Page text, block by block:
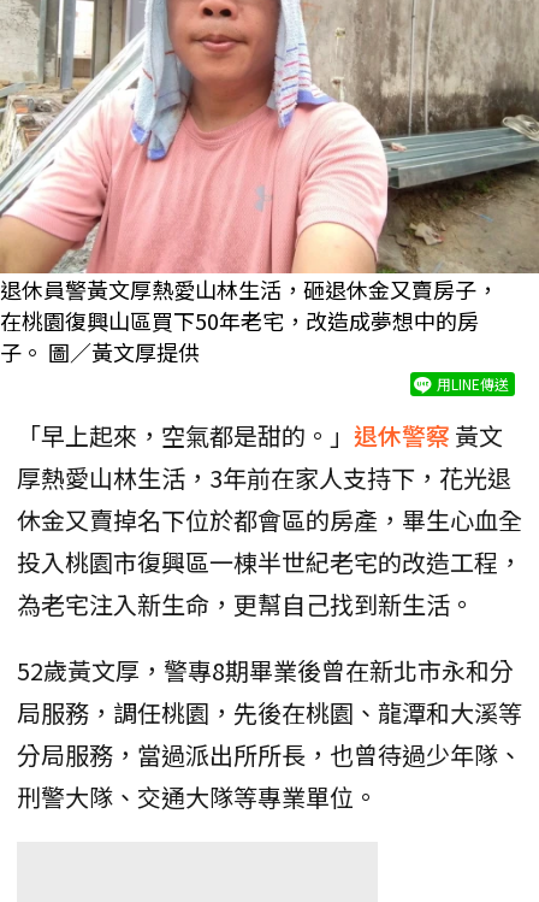
退休員警黃文厚熱愛山林生活，砸退休金又賣房子，
在桃園復興山區買下50年老宅，改造成夢想中的房
子。 圖／黃文厚提供
用LINE傳送
「早上起來，空氣都是甜的。」 退休警察 黃文
厚熱愛山林生活，3年前在家人支持下，花光退
休金又賣掉名下位於都會區的房產，畢生心血全
投入桃園市復興區一棟半世紀老宅的改造工程，
為老宅注入新生命，更幫自己找到新生活。
52歲黃文厚，警專8期畢業後曾在新北市永和分
局服務，調任桃園，先後在桃園、龍潭和大溪等
分局服務，當過派出所所長，也曾待過少年隊、
刑警大隊、交通大隊等專業單位。